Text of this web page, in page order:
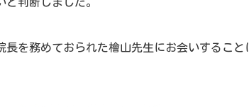
を務めておられた檜山先生にお会いすること